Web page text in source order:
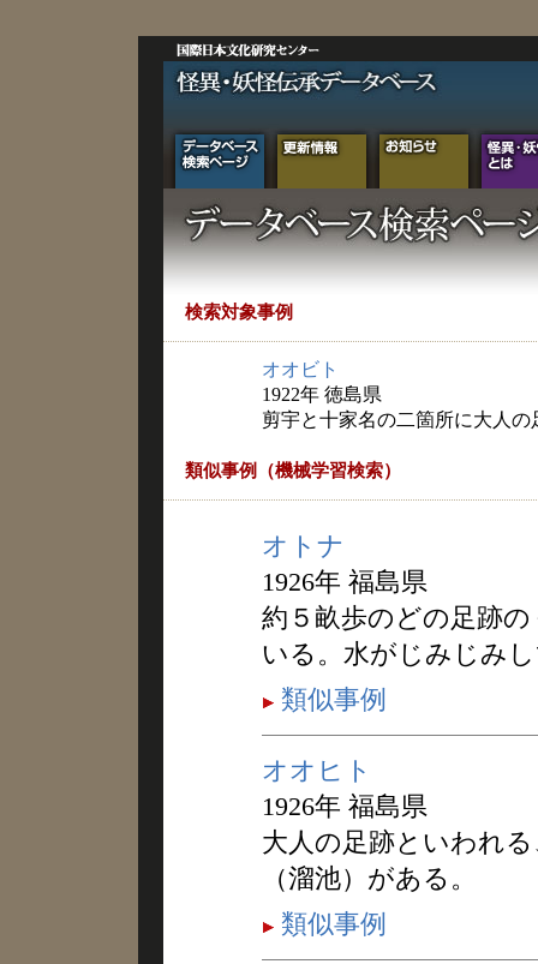
検索対象事例
オオビト
1922年 徳島県
剪宇と十家名の二箇所に大人
類似事例（機械学習検索）
オトナ
1926年 福島県
約５畝歩のどの足跡
いる。水がじみじみ
類似事例
オオヒト
1926年 福島県
大人の足跡といわれ
（溜池）がある。
類似事例